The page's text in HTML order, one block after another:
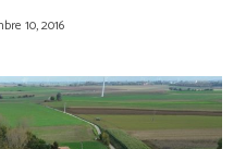
10, 2016